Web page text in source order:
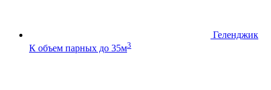
Геленджик
К объем парных до 35м3